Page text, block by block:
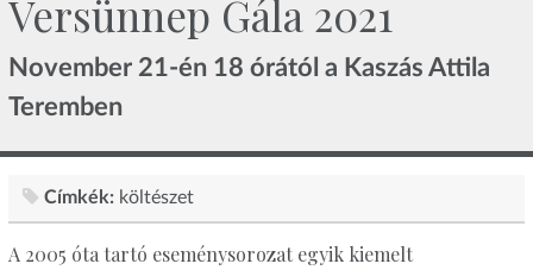
Versünnep Gála 2021
November 21-én 18 órától a Kaszás Attila
Teremben
Címkék: költészet
A 2005 óta tartó eseménysorozat egyik kiemelt